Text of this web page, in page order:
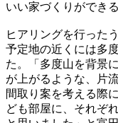
いい家づくりができ
ヒアリングを行った
予定地の近くには多
た。「多度山を背景
が上がるような、片
間取り案を考える際
ども部屋に、それぞ